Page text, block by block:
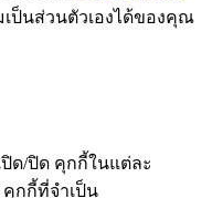
ป็นส่วนตัวเองได้ของคุณ
ด/ปิด คุกกี้ในแต่ละ
คุกกี้ที่จำเป็น